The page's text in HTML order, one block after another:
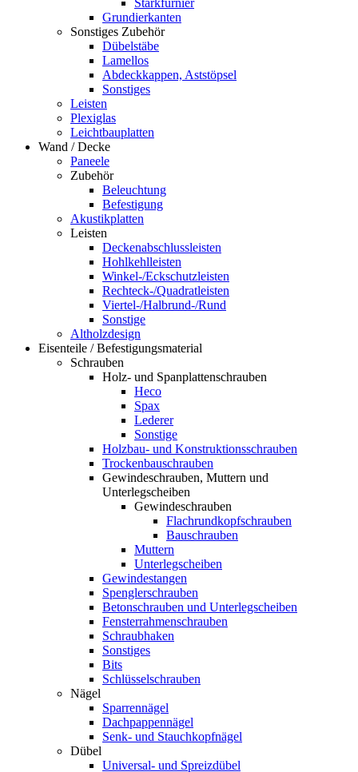
Starkfurnier
Grundierkanten
Sonstiges Zubehör
Dübelstäbe
Lamellos
Abdeckkappen, Aststöpsel
Sonstiges
Leisten
Plexiglas
Leichtbauplatten
Wand / Decke
Paneele
Zubehör
Beleuchtung
Befestigung
Akustikplatten
Leisten
Deckenabschlussleisten
Hohlkehlleisten
Winkel-/Eckschutzleisten
Rechteck-/Quadratleisten
Viertel-/Halbrund-/Rund
Sonstige
Altholzdesign
Eisenteile / Befestigungsmaterial
Schrauben
Holz- und Spanplattenschrauben
Heco
Spax
Lederer
Sonstige
Holzbau- und Konstruktionsschrauben
Trockenbauschrauben
Gewindeschrauben, Muttern und
Unterlegscheiben
Gewindeschrauben
Flachrundkopfschrauben
Bauschrauben
Muttern
Unterlegscheiben
Gewindestangen
Spenglerschrauben
Betonschrauben und Unterlegscheiben
Fensterrahmenschrauben
Schraubhaken
Sonstiges
Bits
Schlüsselschrauben
Nägel
Sparrennägel
Dachpappennägel
Senk- und Stauchkopfnägel
Dübel
Universal- und Spreizdübel